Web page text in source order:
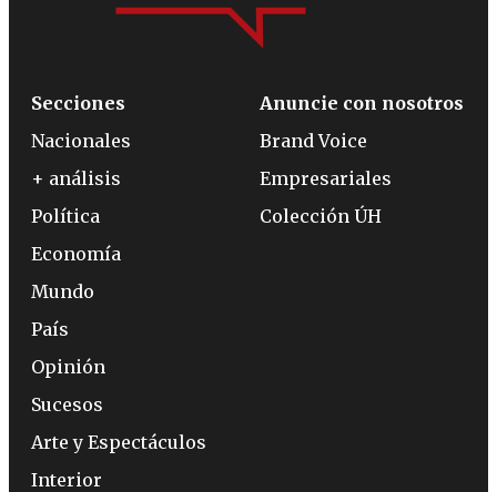
Secciones
Nacionales
+ análisis
Política
Economía
Mundo
País
Opinión
Sucesos
Arte y Espectáculos
Interior
Anuncie con nosotros
Brand Voice
Empresariales
Colección ÚH